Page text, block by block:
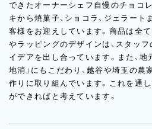
できたオーナーシェフ自慢のチョコ
キから焼菓子、ショコラ、ジェラー
客様をお迎えしています。商品は全
やラッピングのデザインは、スタッ
イデアを出し合っています。また、地
地消」にもこだわり、越谷や埼玉の
作りに取り組んでいます。これを通
ができればと考えています。